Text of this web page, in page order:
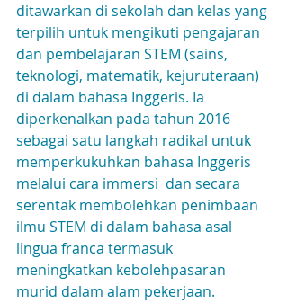
ditawarkan di sekolah dan kelas yang
terpilih untuk mengikuti pengajaran
dan pembelajaran STEM (sains,
teknologi, matematik, kejuruteraan)
di dalam bahasa Inggeris. Ia
diperkenalkan pada tahun 2016
sebagai satu langkah radikal untuk
memperkukuhkan bahasa Inggeris
melalui cara immersi  dan secara
serentak membolehkan penimbaan
ilmu STEM di dalam bahasa asal
lingua franca termasuk
meningkatkan kebolehpasaran
murid dalam alam pekerjaan.